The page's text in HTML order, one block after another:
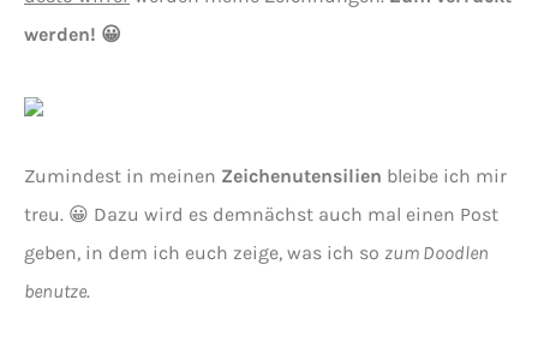
werden! 😀
Zumindest in meinen Zeichenutensilien bleibe ich mir
treu. 😀 Dazu wird es demnächst auch mal einen Post
geben, in dem ich euch zeige, was ich so zum Doodlen
benutze.